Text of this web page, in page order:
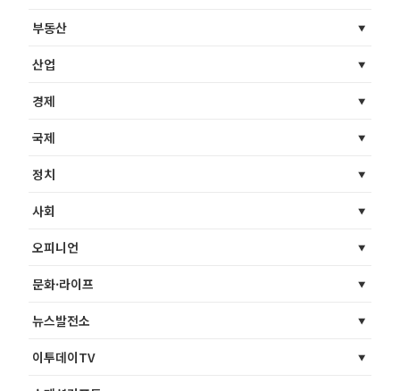
부동산
산업
경제
국제
정치
사회
오피니언
문화·라이프
뉴스발전소
이투데이TV